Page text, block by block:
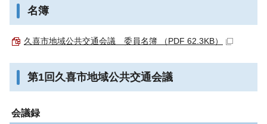
名簿
久喜市地域公共交通会議 委員名簿 （PDF 62.3KB）
第1回久喜市地域公共交通会議
会議録